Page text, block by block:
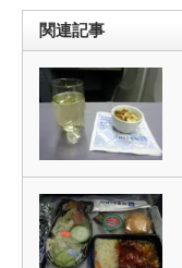
関連記事